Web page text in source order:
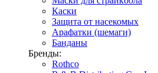
Каски
Защита от насекомых
Арафатки (шемаги)
Банданы
Бренды:
Rothco